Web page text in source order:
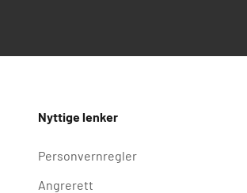
Nyttige lenker
Personvernregler
Angrerett